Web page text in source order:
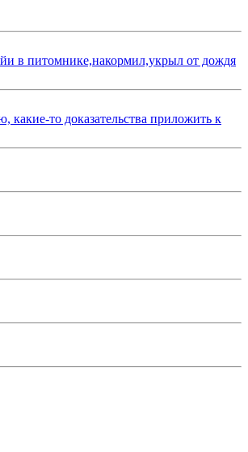
в питомнике,накормил,укрыл от дождя
то доказательства приложить к